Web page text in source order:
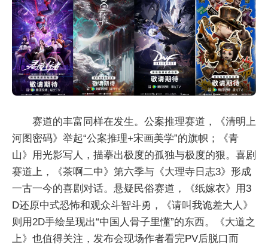
赛道的丰富同样在发生。公案推理赛道，《清明上
河图密码》举起“公案推理+宋画美学”的旗帜；《青
山》用光影写人，描摹出极度的孤独与极度的狠。喜剧
赛道上，《茶啊二中》第六季与《大理寺日志3》形成
一古一今的喜剧对话。悬疑民俗赛道，《纸嫁衣》用3
D还原中式恐怖和观众斗智斗勇，《请叫我诡差大人》
则用2D手绘呈现出“中国人骨子里懂”的东西。《大道之
上》也值得关注，发布会现场作者看完PV后脱口而